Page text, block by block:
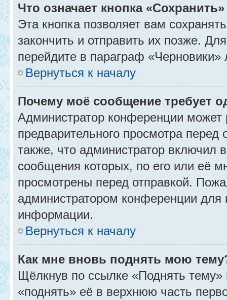
Что означает кнопка
Эта кнопка позволяет вам
закончить и отправить их позже.
перейдите в параграф «Черновики»
Вернуться к началу
Почему моё сообщение требует
Администратор конференции
предварительного просмотра
также, что администратор включил
сообщения которых, по его или её
просмотрены перед отправкой.
администратором конференции для
информации.
Вернуться к началу
Как мне вновь поднять мою
Щёлкнув по ссылке «Поднять
«поднять» её в верхнюю часть